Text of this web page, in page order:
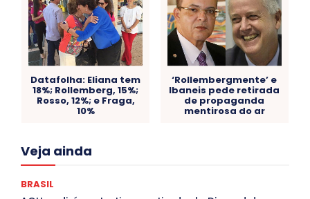
Datafolha: Eliana tem
18%; Rollemberg, 15%;
Rosso, 12%; e Fraga,
10%
‘Rollembergmente’ e
Ibaneis pede retirada
de propaganda
mentirosa do ar
Veja ainda
Acre
Congressuanas & Esplanadumas
Covid-19
Crônica Política Crônicas
CULTURA
BRASIL